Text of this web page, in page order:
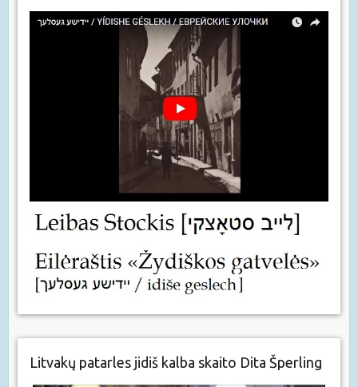
Litvakų patarles jidiš kalba skaito Dita Šperling